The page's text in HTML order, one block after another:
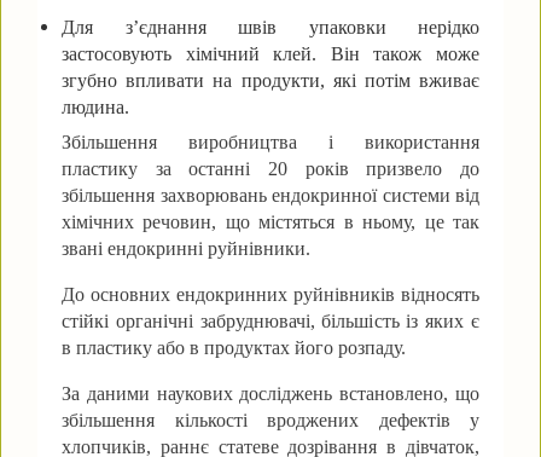
Для з’єднання швів упаковки нерідко
застосовують хімічний клей. Він також може
згубно впливати на продукти, які потім вживає
людина.
Збільшення виробництва і використання
пластику за останні 20 років призвело до
збільшення захворювань ендокринної системи від
хімічних речовин, що містяться в ньому, це так
звані ендокринні руйнівники.
До основних ендокринних руйнівників відносять
стійкі органічні забруднювачі, більшість із яких є
в пластику або в продуктах його розпаду.
За даними наукових досліджень встановлено, що
збільшення кількості вроджених дефектів у
хлопчиків, раннє статеве дозрівання в дівчаток,